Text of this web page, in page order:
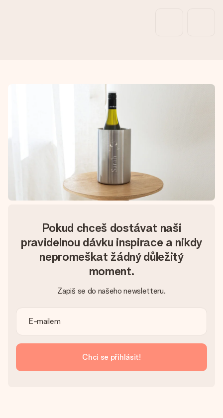
Pokud chceš dostávat naši
pravidelnou dávku inspirace a nikdy
nepromeškat žádný důležitý
moment.
Zapiš se do našeho newsletteru.
Chci se přihlásit!